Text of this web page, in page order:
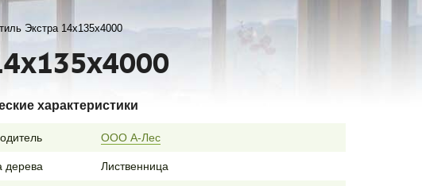
Экстра 14х135х4000
характеристики
ООО А-Лес
дерева Лиственница